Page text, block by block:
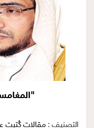
التصنيف : مقالات كُتبت